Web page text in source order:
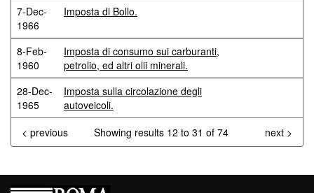
7-Dec-
1966
Imposta di Bollo.
8-Feb-
1960
Imposta di consumo sui carburanti,
petrolio, ed altri olii minerali.
28-Dec-
1965
Imposta sulla circolazione degli
autoveicoli.
Showing results 12 to 31 of 74
< previous next >